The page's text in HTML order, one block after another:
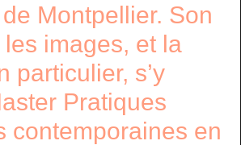
Montpellier. Son
images, et la
particulier, s’y
Pratiques
contemporaines en